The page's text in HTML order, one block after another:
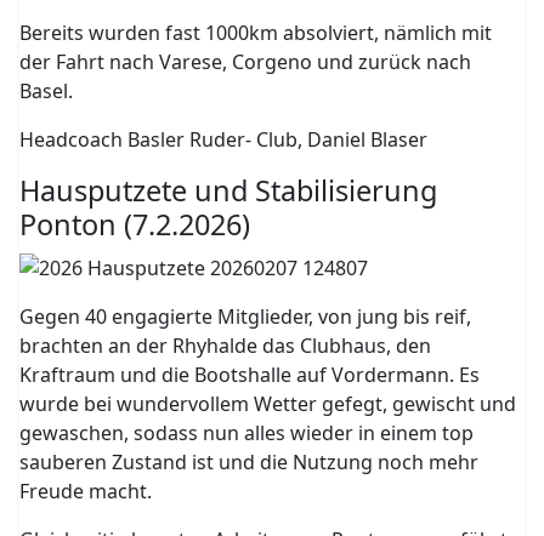
Bereits wurden fast 1000km absolviert, nämlich mit
der Fahrt nach Varese, Corgeno und zurück nach
Basel.
Headcoach Basler Ruder- Club, Daniel Blaser
Hausputzete und Stabilisierung
Ponton (7.2.2026)
Gegen 40 engagierte Mitglieder, von jung bis reif,
brachten an der Rhyhalde das Clubhaus, den
Kraftraum und die Bootshalle auf Vordermann. Es
wurde bei wundervollem Wetter gefegt, gewischt und
gewaschen, sodass nun alles wieder in einem top
sauberen Zustand ist und die Nutzung noch mehr
Freude macht.